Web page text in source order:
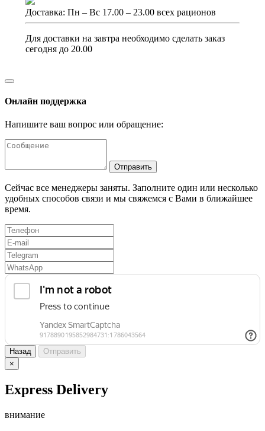
Доставка: Пн – Вс 17.00 – 23.00 всех рационов
Для доставки на завтра необходимо сделать заказ
сегодня до 20.00
Онлайн поддержка
Напишите ваш вопрос или обращение:
Отправить
Сейчас все менеджеры заняты. Заполните один или несколько
удобных способов связи и мы свяжемся с Вами в ближайшее
время.
Назад
Отправить
×
Express Delivery
внимание